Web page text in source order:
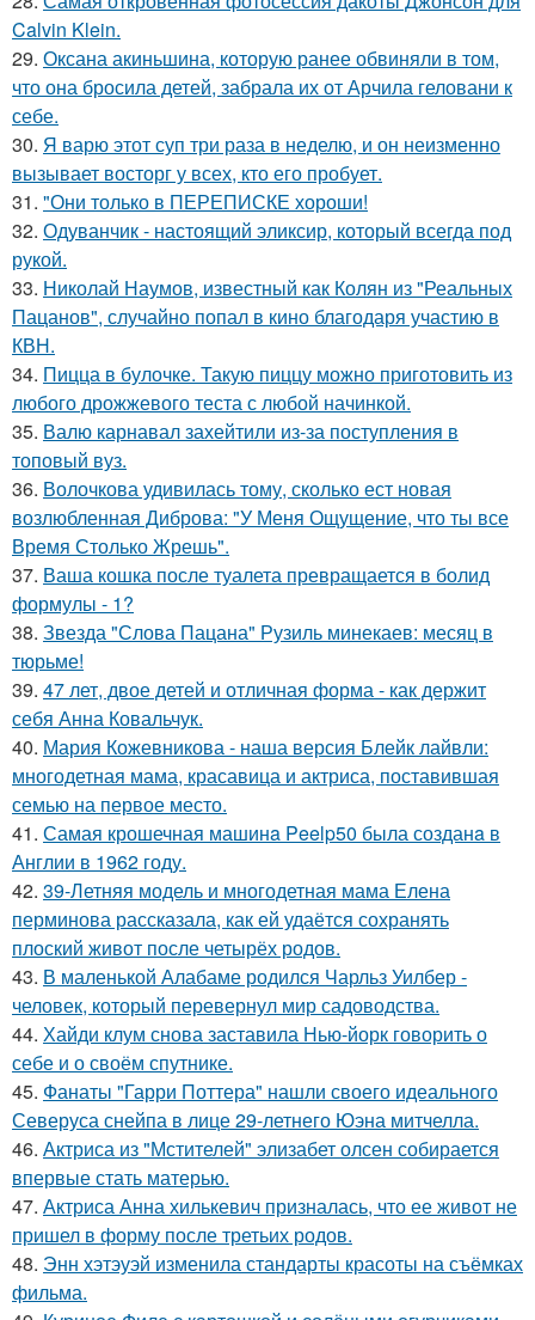
Calvin Klein.
29. Оксана акиньшина, которую ранее обвиняли в том,
что она бросила детей, забрала их от Арчила геловани к
себе.
30. Я варю этот суп три раза в неделю, и он неизменно
вызывает восторг у всех, кто его пробует.
31. "Они только в ПЕРЕПИСКЕ хороши!
32. Одуванчик - настоящий эликсир, который всегда под
рукой.
33. Николай Наумов, известный как Колян из "Реальных
Пацанов", случайно попал в кино благодаря участию в
КВН.
34. Пицца в булочке. Такую пиццу можно приготовить из
любого дрожжевого теста с любой начинкой.
35. Валю карнавал захейтили из-за поступления в
топовый вуз.
36. Волочкова удивилась тому, сколько ест новая
возлюбленная Диброва: "У Меня Ощущение, что ты все
Время Столько Жрешь".
37. Ваша кошка после туалета превращается в болид
формулы - 1?
38. Звезда "Слова Пацана" Рузиль минекаев: месяц в
тюрьме!
39. 47 лет, двое детей и отличная форма - как держит
себя Анна Ковальчук.
40. Мария Кожевникова - наша версия Блейк лайвли:
многодетная мама, красавица и актриса, поставившая
семью на первое место.
41. Самая крошечная машинa Peelp50 была созданa в
Англии в 1962 году.
42. 39-Летняя модель и многодетная мама Елена
перминова рассказала, как ей удаётся сохранять
плоский живот после четырёх родов.
43. В маленькой Алабаме родился Чарльз Уилбер -
человек, который перевернул мир садоводства.
44. Хайди клум снова заставила Нью-йорк говорить о
себе и о своём спутнике.
45. Фанаты "Гарри Поттера" нашли своего идеального
Северуса снейпа в лице 29-летнего Юэна митчелла.
46. Актриса из "Мстителей" элизабет олсен собирается
впервые стать матерью.
47. Актриса Анна хилькевич призналась, что ее живот не
пришел в форму после третьих родов.
48. Энн хэтэуэй изменила стандарты красоты на съёмках
фильма.